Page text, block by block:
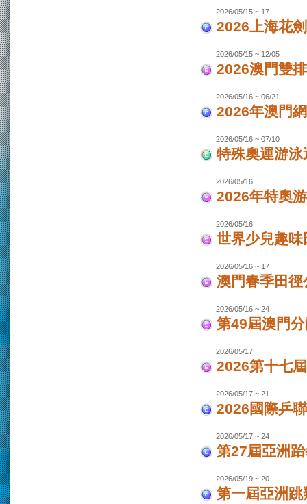
2026/05/15 ~ 17
2026上海花
2026/05/15 ~ 12/05
2026澳門雙
2026/05/16 ~ 06/21
2026年澳門
2026/05/16 ~ 07/10
特殊奧運游
2026/05/16
2026年特奧
2026/05/16
世界少兒趣味
2026/05/16 ~ 17
澳門春季田徑
2026/05/16 ~ 24
第49屆澳門
2026/05/17
2026第十七
2026/05/17 ~ 21
2026國際乒
2026/05/17 ~ 24
第27屆亞洲
2026/05/19 ~ 20
第一屆亞洲